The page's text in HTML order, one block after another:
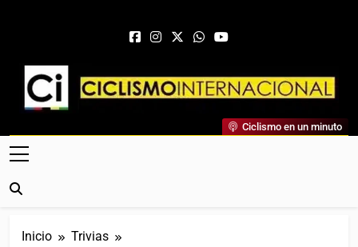
Ciclismo Internacional
Web Dedicada Al Ciclismo Mundial. Entrevistas, Análisis,
Crónicas, Previas Y Más. La Web Ciclista De Referencia.
Ciclismo en un minuto
Inicio
Trivias